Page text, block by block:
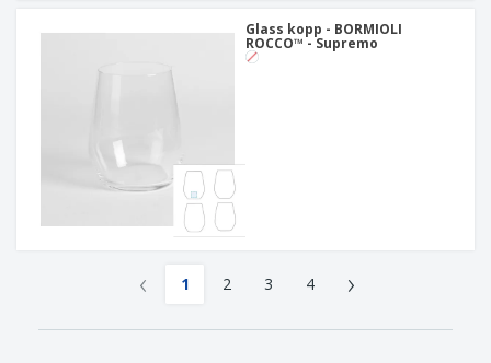
Glass kopp - BORMIOLI
ROCCO™ - Supremo
‹ 1 2 3 4 ›